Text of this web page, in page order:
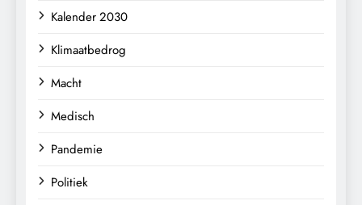
Kalender 2030
Klimaatbedrog
Macht
Medisch
Pandemie
Politiek